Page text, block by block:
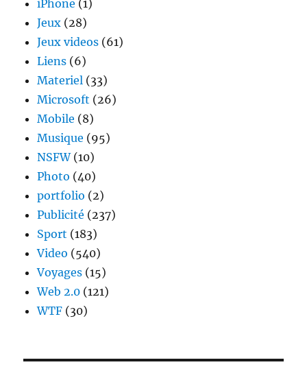
iPhone (1)
Jeux (28)
Jeux videos (61)
Liens (6)
Materiel (33)
Microsoft (26)
Mobile (8)
Musique (95)
NSFW(10)
Photo (40)
portfolio (2)
Publicité (237)
Sport (183)
Video (540)
Voyages (15)
Web 2.0 (121)
WTF (30)